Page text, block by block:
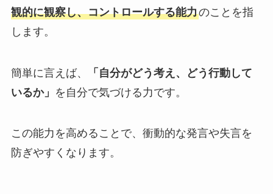
観的に観察し、コントロールする能力のことを指
します。
簡単に言えば、
「自分がどう考え、どう行動して
いるか」 を自分で気づける力です。
この能力を高めることで、衝動的な発言や失言を
防ぎやすくなります。